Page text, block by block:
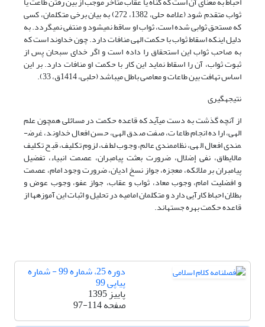
ثواب متقدم ­شود (علامه حلی، 1382، 272) به بیان برخی متکلمان، کسی
که مستحق ثوابی شده است، ثواب او ساقط نمی­شود و منتفی نمی­گردد. به
دلیل اینکه اسقاط ثواب با حکمت الهی منافات دارد. چون خداوند است که
به صاحب ثواب این استحقاق را داده است و اگر خدای سبحان پس از
ثبوت ثواب، آن را اسقاط نماید این کار با حکمت او منافات دارد. بر این
اساس تهافت بین طاعات و معاصی باطل می­باشد (حلبی، 1414ق، 33).
نتیجه­گیری
از آنچه گذشت به دست می­آید که قاعده حکمت در مسائلی همچون علم
الهی، اراده انجام طاعات، صفت صدق الهی، حسن افعال خداوند، غرض­
مندی افعال الهی، نظام­مندی عالم، وجوب لطف، لزوم تکلیف، قبح تکلیف
مالایطاق، نفی إضلال، ضرورت بعثت پیامبران، عصمت انبیاء، تفضیل
پیامبران بر ملائکه، معجزه، جواز نسخ ادیان، ضرورت وجود امام، عصمت
و افضلیت امام، وجوب معاد، ثواب و عقاب، جواز عفو، وجوب عوض و
بطلان احباط کارآیی دارد و متکلمان امامیه در تحلیل و اثبات این آموزه­ها از
قاعده حکمت بهره جسته­اند.
دوره 25، شماره 99 - شماره
پیاپی 99
پاییز 1395
صفحه97-114